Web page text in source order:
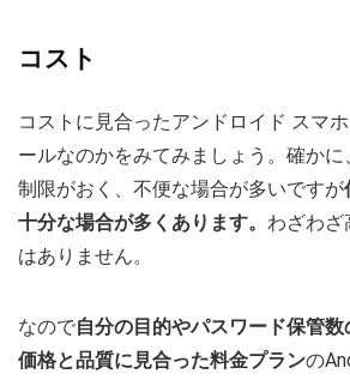
コスト
コストに見合ったアンドロイド スマ
ールなのかをみてみましょう。確か
制限がおく、不便な場合が多いですが
十分な場合が多くあります。 わざわ
はありません。
なので自分の目的やパスワード保管数
価格と品質に見合った料金プランの